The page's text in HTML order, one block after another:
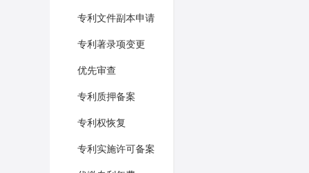
专利文件副本申请
专利著录项变更
优先审查
专利质押备案
专利权恢复
专利实施许可备案